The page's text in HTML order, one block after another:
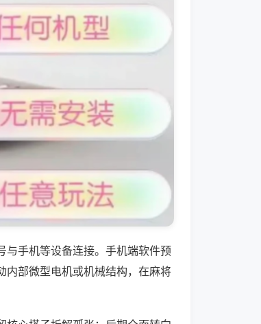
与手机等设备连接。手机端软件预
内部微型电机或机械结构，在麻将